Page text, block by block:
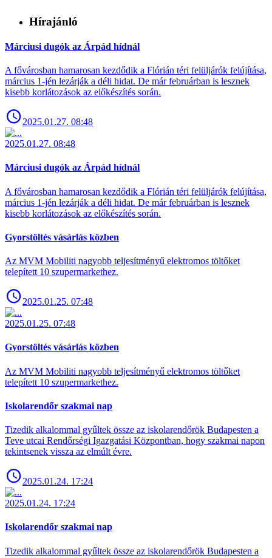
Hírajánló
Márciusi dugók az Árpád hídnál
A fővárosban hamarosan kezdődik a Flórián téri felüljárók felújítása,
március 1-jén lezárják a déli hidat. De már februárban is lesznek
kisebb korlátozások az előkészítés során.
2025.01.27. 08:48
2025.01.27. 08:48
Márciusi dugók az Árpád hídnál
A fővárosban hamarosan kezdődik a Flórián téri felüljárók felújítása,
március 1-jén lezárják a déli hidat. De már februárban is lesznek
kisebb korlátozások az előkészítés során.
Gyorstöltés vásárlás közben
Az MVM Mobiliti nagyobb teljesítményű elektromos töltőket
telepített 10 szupermarkethez.
2025.01.25. 07:48
2025.01.25. 07:48
Gyorstöltés vásárlás közben
Az MVM Mobiliti nagyobb teljesítményű elektromos töltőket
telepített 10 szupermarkethez.
Iskolarendőr szakmai nap
Tizedik alkalommal gyűltek össze az iskolarendőrök Budapesten a
Teve utcai Rendőrségi Igazgatási Központban, hogy szakmai napon
tekintsenek vissza az elmúlt évre.
2025.01.24. 17:24
2025.01.24. 17:24
Iskolarendőr szakmai nap
Tizedik alkalommal gyűltek össze az iskolarendőrök Budapesten a